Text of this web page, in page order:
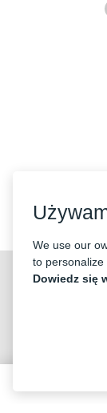
©2026
We use our
to personalize
Dowiedz się